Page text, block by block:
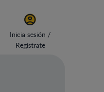
Inicia sesión /
Regístrate